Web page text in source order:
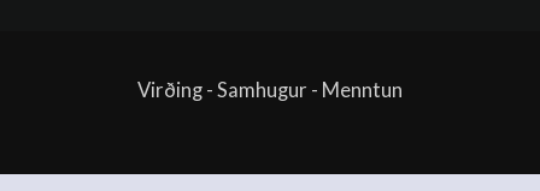
Virðing - Samhugur - Menntun